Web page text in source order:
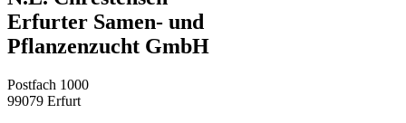
Blumendünger, flüssig, 7 + 5 + ...
Pelargonie Dolce Vita Linus Pi ...
Erfurter Samen- und
Pflanzenzucht GmbH
Postfach 1000
99079 Erfurt